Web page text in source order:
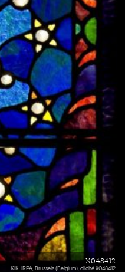
X048412
KIK-IRPA, Brussels (Belgium), cliché X048412